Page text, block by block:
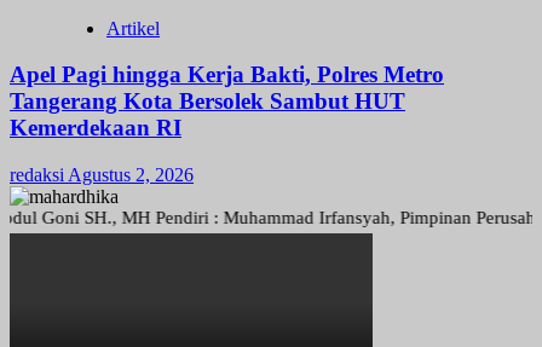
Artikel
Apel Pagi hingga Kerja Bakti, Polres Metro
Tangerang Kota Bersolek Sambut HUT
Kemerdekaan RI
redaksi Agustus 2, 2026
SH., MH Pendiri : Muhammad Irfansyah, Pimpinan